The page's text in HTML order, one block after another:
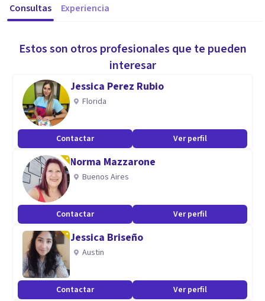
Consultas Experiencia
Estos son otros profesionales que te pueden
interesar
Jessica Perez Rubio
Florida
Contactar Ver perfil
Norma Mazzarone
Buenos Aires
Contactar Ver perfil
Jessica Briseño
Austin
Contactar Ver perfil